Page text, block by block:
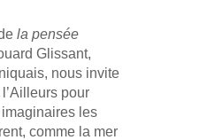
la pensée
Glissant,
nous invite
pour
les
comme la mer